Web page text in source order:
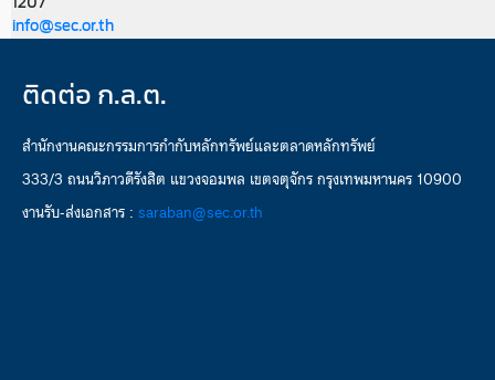
info@sec.or.th
ติดต่อ ก.ล.ต.
สำนักงานคณะกรรมการกำกับหลักทรัพย์และตลาดหลักทรัพย์
333/3 ถนนวิภาวดีรังสิต แขวงจอมพล เขตจตุจักร กรุงเทพมหานคร 10900
งานรับ-ส่งเอกสาร : saraban@sec.or.th